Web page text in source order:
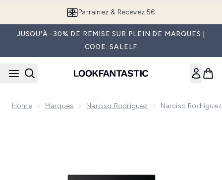
Parrainez & Recevez 5€
JUSQU'À -30% DE REMISE SUR PLEIN DE MARQUES |
CODE: SALELF
Home Marques Narciso Rodriguez Narciso